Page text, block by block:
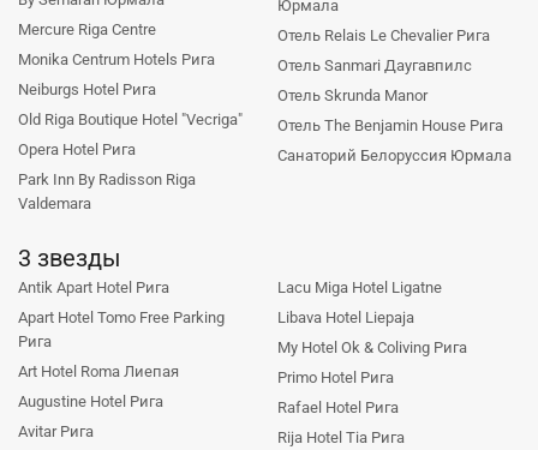
Mercure Riga Centre
Monika Centrum Hotels Рига
Neiburgs Hotel Рига
Old Riga Boutique Hotel "Vecriga"
Opera Hotel Рига
Park Inn By Radisson Riga
Valdemara
Юрмала
Отель Relais Le Chevalier Рига
Отель Sanmari Даугавпилс
Отель Skrunda Manor
Отель The Benjamin House Рига
Санаторий Белоруссия Юрмала
3 звезды
Antik Apart Hotel Рига
Apart Hotel Tomo Free Parking
Рига
Art Hotel Roma Лиепая
Augustine Hotel Рига
Avitar Рига
Lacu Miga Hotel Ligatne
Libava Hotel Liepaja
My Hotel Ok & Coliving Рига
Primo Hotel Рига
Rafael Hotel Рига
Rija Hotel Tia Рига